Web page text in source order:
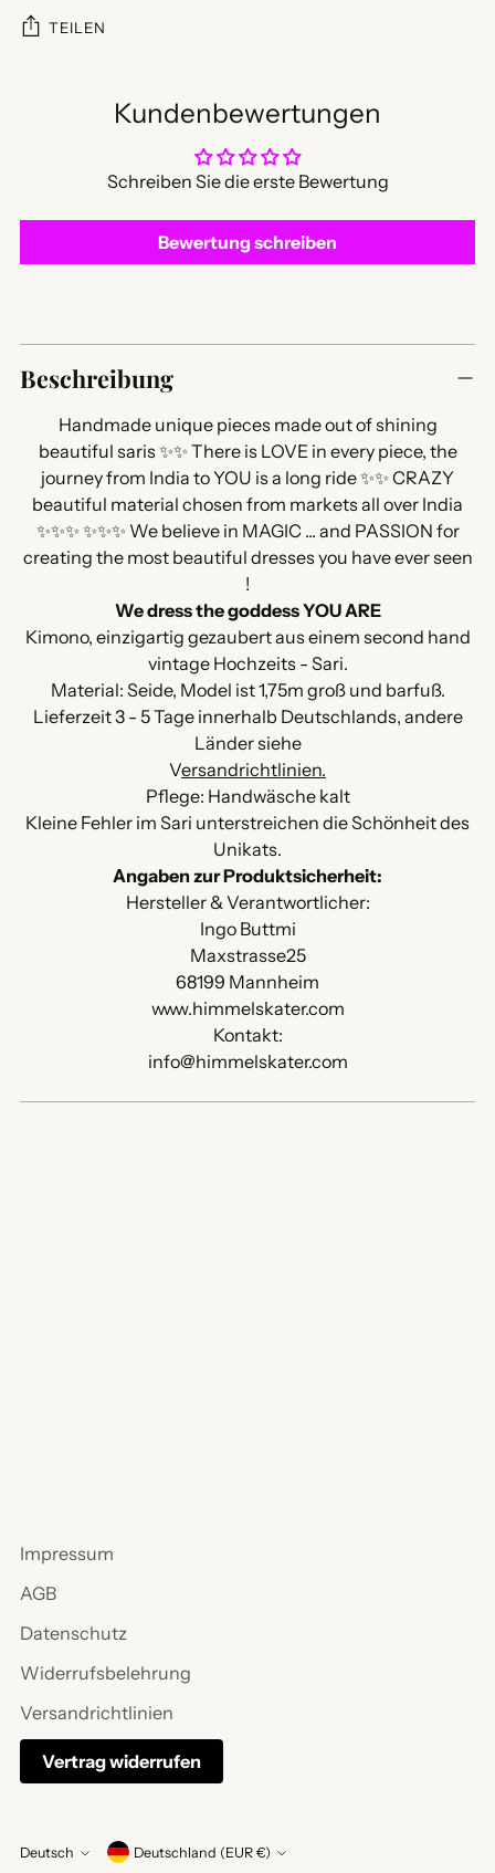
TEILEN
Kundenbewertungen
Schreiben Sie die erste Bewertung
Bewertung schreiben
Produkt
in
den
Warenkorb
legen
Beschreibung
Handmade unique pieces made out of shining
beautiful saris ✨✨ There is LOVE in every piece, the
journey from India to YOU is a long ride ✨✨ CRAZY
beautiful material chosen from markets all over India
✨✨✨ ✨✨✨ We believe in MAGIC ... and PASSION for
creating the most beautiful dresses you have ever seen
!
We dress the goddess YOU ARE
Kimono, einzigartig gezaubert aus einem second hand
vintage Hochzeits - Sari.
Material: Seide, Model ist 1,75m groß und barfuß.
Lieferzeit 3 - 5 Tage innerhalb Deutschlands, andere
Länder siehe
Versandrichtlinien.
Pflege: Handwäsche kalt
Kleine Fehler im Sari unterstreichen die Schönheit des
Unikats.
Angaben zur Produktsicherheit:
Hersteller & Verantwortlicher:
Ingo Buttmi
Maxstrasse25
68199 Mannheim
www.himmelskater.com
Kontakt:
info@himmelskater.com
Impressum
AGB
Datenschutz
Widerrufsbelehrung
Versandrichtlinien
Vertrag widerrufen
Sprache
Deutsch Währung Deutschland (EUR €)